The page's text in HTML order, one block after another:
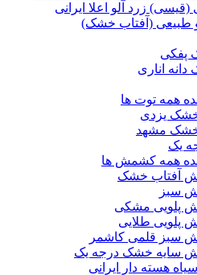
زرد آلو اعلا ایرانی
طبیعی (آفتاب خشک)
پفکی
اناری
همه توت ها
یزدی
مشهد
یک
همه کشمش ها
آفتاب خشک
سبز
پلویی مشکی
پلویی طلایی
سبز قلمی کاشمر
سایه خشک درجه یک
هسته دار ایرانی